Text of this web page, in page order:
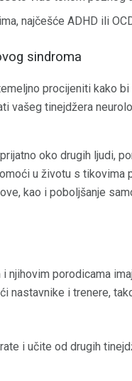
najčešće ADHD ili
sindroma
procijeniti kako
​​vašeg tinejdžera
oko drugih ljudi,
u životu s tikovima
kao i poboljšanje
njihovim porodicama
nastavnike i trenere,
i učite od drugih